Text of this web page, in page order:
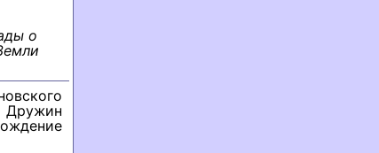
о
Дружин